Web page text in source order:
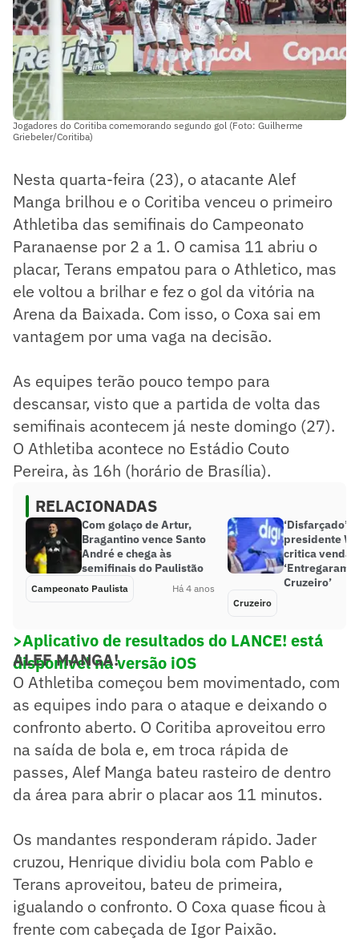
Jogadores do Coritiba comemorando segundo gol (Foto: Guilherme
Griebeler/Coritiba)
Nesta quarta-feira (23), o atacante Alef
Manga brilhou e o Coritiba venceu o primeiro
Athletiba das semifinais do Campeonato
Paranaense por 2 a 1. O camisa 11 abriu o
placar, Terans empatou para o Athletico, mas
ele voltou a brilhar e fez o gol da vitória na
Arena da Baixada. Com isso, o Coxa sai em
vantagem por uma vaga na decisão.
As equipes terão pouco tempo para
descansar, visto que a partida de volta das
semifinais acontecem já neste domingo (27).
O Athletiba acontece no Estádio Couto
Pereira, às 16h (horário de Brasília).
RELACIONADAS
Com golaço de Artur,
Bragantino vence Santo
André e chega às
semifinais do Paulistão
Campeonato Paulista Há 4 anos
‘Disfarçado’,
presidente
critica venda
‘Entregaram
Cruzeiro’
Cruzeiro
>Aplicativo de resultados do LANCE! está
disponível na versão iOS
ALEF MANGA!
O Athletiba começou bem movimentado, com
as equipes indo para o ataque e deixando o
confronto aberto. O Coritiba aproveitou erro
na saída de bola e, em troca rápida de
passes, Alef Manga bateu rasteiro de dentro
da área para abrir o placar aos 11 minutos.
Os mandantes responderam rápido. Jader
cruzou, Henrique dividiu bola com Pablo e
Terans aproveitou, bateu de primeira,
igualando o confronto. O Coxa quase ficou à
frente com cabeçada de Igor Paixão.